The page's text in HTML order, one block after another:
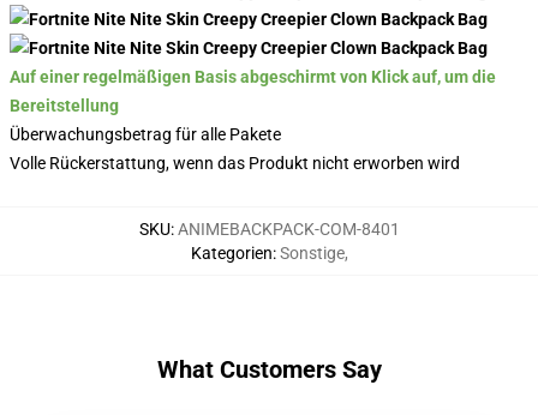
Auf einer regelmäßigen Basis abgeschirmt von Klick auf, um die
Bereitstellung
Überwachungsbetrag für alle Pakete
Volle Rückerstattung, wenn das Produkt nicht erworben wird
SKU:ANIMEBACKPACK-COM-8401
Kategorien:Sonstige,
What Customers Say